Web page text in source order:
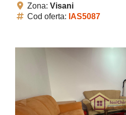
Zona: Visani
Cod oferta: IAS5087